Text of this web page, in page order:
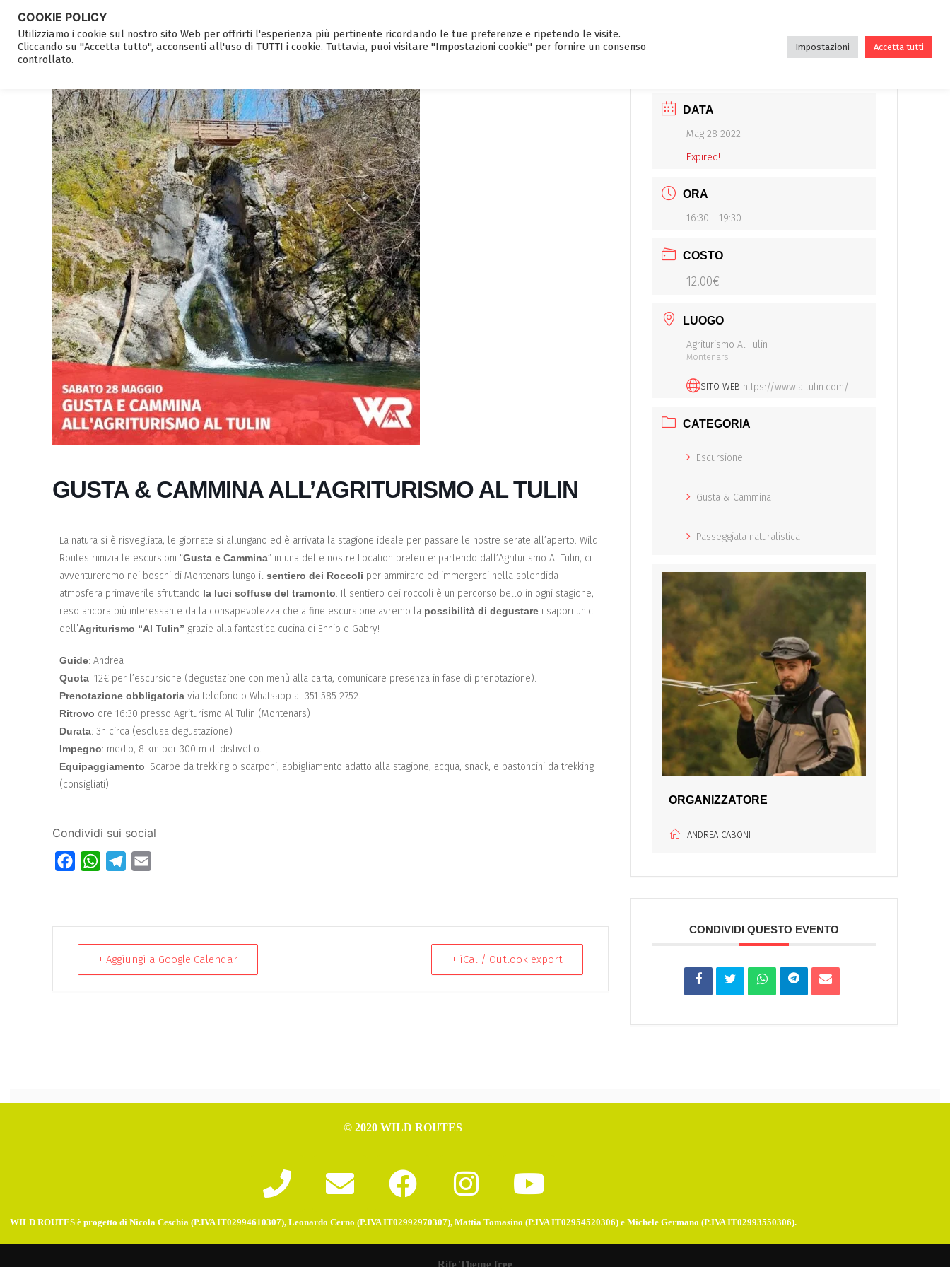
HOME CALENDARIO EVENTI GUIDE ASSOCIAZIONE BLOG
GUSTA & CAMMINA ALL’AGRITURISMO AL TULIN
La natura si è risvegliata, le giornate si allungano ed è arrivata la stagione ideale per passare le nostre serate all’aperto. Wild
Routes riinizia le escursioni “Gusta e Cammina” in una delle nostre Location preferite: partendo dall’Agriturismo Al Tulin, ci
avventureremo nei boschi di Montenars lungo il sentiero dei Roccoli per ammirare ed immergerci nella splendida
atmosfera primaverile sfruttando la luci soffuse del tramonto. Il sentiero dei roccoli è un percorso bello in ogni stagione,
reso ancora più interessante dalla consapevolezza che a fine escursione avremo la possibilità di degustare i sapori unici
dell’Agriturismo “Al Tulin” grazie alla fantastica cucina di Ennio e Gabry!
Guide: Andrea
Quota: 12€ per l’escursione (degustazione con menù alla carta, comunicare presenza in fase di prenotazione).
Prenotazione obbligatoria via telefono o Whatsapp al 351 585 2752.
Ritrovo ore 16:30 presso Agriturismo Al Tulin (Montenars)
Durata: 3h circa (esclusa degustazione)
Impegno: medio, 8 km per 300 m di dislivello.
Equipaggiamento: Scarpe da trekking o scarponi, abbigliamento adatto alla stagione, acqua, snack, e bastoncini da trekking
(consigliati)
Condividi sui social
FacebookWhatsAppTelegram
+ Aggiungi a Google Calendar + iCal / Outlook export
DATA
Mag 28 2022
Expired!
ORA
16:30 - 19:30
COSTO
12.00€
LUOGO
Agriturismo Al Tulin
Montenars
SITO WEB https://www.altulin.com/
CATEGORIA
Escursione
Gusta & Cammina
Passeggiata naturalistica
ORGANIZZATORE
ANDREA CABONI
CONDIVIDI QUESTO EVENTO
© 2020 WILD ROUTES
WILD ROUTES è progetto di Nicola Ceschia (P.IVA IT02994610307), Leonardo Cerno (P.IVA IT02992970307), Mattia Tomasino (P.IVA IT02954520306) e Michele Germano (P.IVA IT02993550306).
Rife Theme free
COOKIE POLICY
Utilizziamo i cookie sul nostro sito Web per offrirti l'esperienza più pertinente ricordando le tue preferenze e ripetendo le visite.
Cliccando su "Accetta tutto", acconsenti all'uso di TUTTI i cookie. Tuttavia, puoi visitare "Impostazioni cookie" per fornire un consenso
controllato.
Impostazioni Accetta tutti